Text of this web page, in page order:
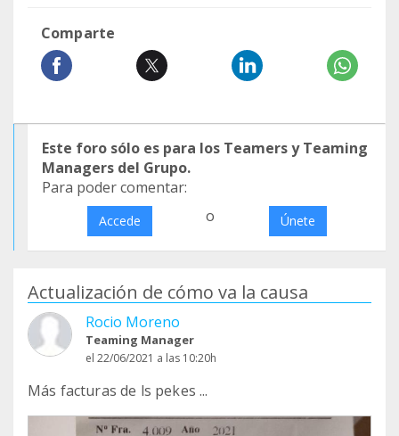
Comparte
Este foro sólo es para los Teamers y Teaming
Managers del Grupo.
Para poder comentar:
Accede o Únete
Actualización de cómo va la causa
Rocio Moreno
Teaming Manager
el 22/06/2021 a las 10:20h
Más facturas de ls pekes ...